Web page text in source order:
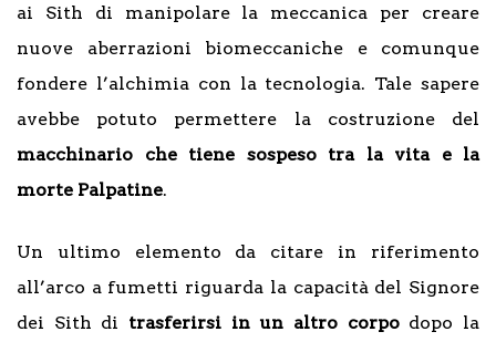
ai Sith di manipolare la meccanica per creare
nuove aberrazioni biomeccaniche e comunque
fondere l’alchimia con la tecnologia. Tale sapere
avebbe potuto permettere la costruzione del
macchinario che tiene sospeso tra la vita e la
morte Palpatine.
Un ultimo elemento da citare in riferimento
all’arco a fumetti riguarda la capacità del Signore
dei Sith di trasferirsi in un altro corpodopo la